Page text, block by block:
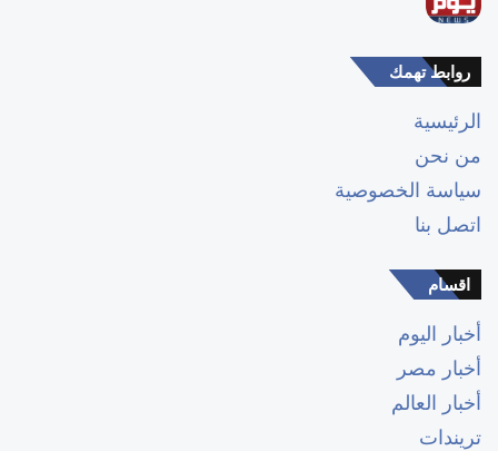
روابط تهمك
الرئيسية
من نحن
سياسة الخصوصية
اتصل بنا
اقسام
أخبار اليوم
أخبار مصر
أخبار العالم
تريندات